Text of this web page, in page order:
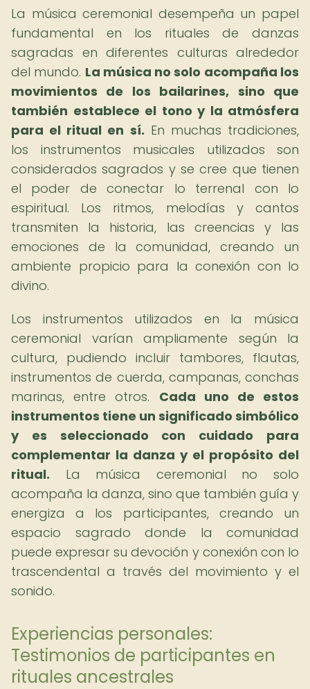
La música ceremonial desempeña un papel
fundamental en los rituales de danzas
sagradas en diferentes culturas alrededor
del mundo. La música no solo acompaña los
movimientos de los bailarines, sino que
también establece el tono y la atmósfera
para el ritual en sí. En muchas tradiciones,
los instrumentos musicales utilizados son
considerados sagrados y se cree que tienen
el poder de conectar lo terrenal con lo
espiritual. Los ritmos, melodías y cantos
transmiten la historia, las creencias y las
emociones de la comunidad, creando un
ambiente propicio para la conexión con lo
divino.
Los instrumentos utilizados en la música
ceremonial varían ampliamente según la
cultura, pudiendo incluir tambores, flautas,
instrumentos de cuerda, campanas, conchas
marinas, entre otros. Cada uno de estos
instrumentos tiene un significado simbólico
y es seleccionado con cuidado para
complementar la danza y el propósito del
ritual. La música ceremonial no solo
acompaña la danza, sino que también guía y
energiza a los participantes, creando un
espacio sagrado donde la comunidad
puede expresar su devoción y conexión con lo
trascendental a través del movimiento y el
sonido.
Experiencias personales:
Testimonios de participantes en
rituales ancestrales